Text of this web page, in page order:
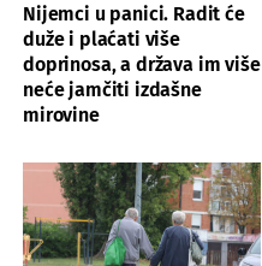
Nijemci u panici. Radit će
duže i plaćati više
doprinosa, a država im više
neće jamčiti izdašne
mirovine